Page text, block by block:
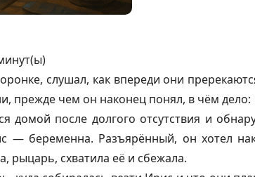
слушал, как впереди они
прежде чем он наконец понял, в чём дело:
домой после долгого отсутствия и
— беременна. Разъярённый, он хотел
рыцарь, схватила её и сбежала.